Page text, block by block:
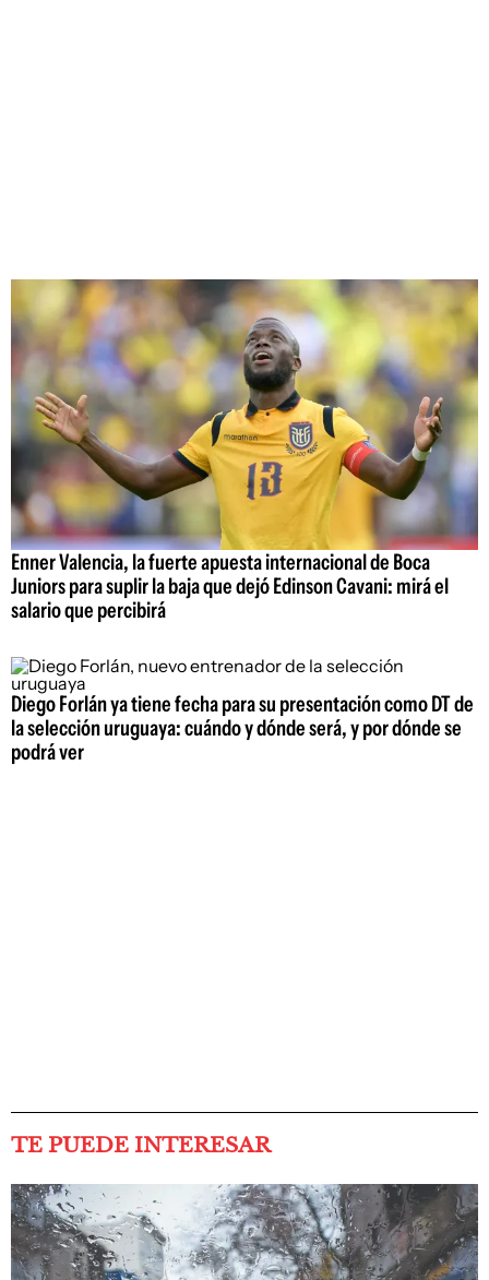
Enner Valencia, la fuerte apuesta internacional de Boca
Juniors para suplir la baja que dejó Edinson Cavani: mirá el
salario que percibirá
Diego Forlán ya tiene fecha para su presentación como DT de
la selección uruguaya: cuándo y dónde será, y por dónde se
podrá ver
TE PUEDE INTERESAR